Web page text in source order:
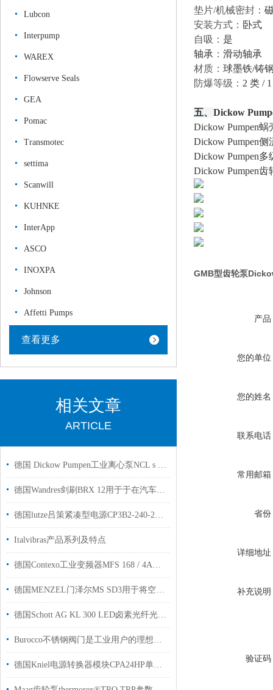
Lubcon
Interpump
WAREX
Flowserve Seals
GEA
Pomac
Transmotec
settima
Scanwill
KUHNKE
InterApp
ASCO
INOXPA
Johnson
Affetti Pumps
查看更多
相关文章
ARTICLE
德国 Dickow Pumpen工业离心泵NCL s 26/170流量可达 700m³/h
德国Wandres剑刷BRX 12用于于在汽车工业生产中清洁表面授权代理
德国lutze吕策紧凑型电源CP3B2-240-24现货
Italvibras产品系列及特点
德国Contexo工业变频器MFS 168 / 4A用于饮料化工制造行业
德国MENZEL门泽尔MS SD3用于将空气直接喷在主体上的喷嘴
德国Schott AG KL 300 LED卤素光纤光源用于光学实验使用
Burocco不锈钢阀门是工业用户的理想选择
德国Kniel电源转换器模块CPA24HP单电压高达360W中国授权代理
垫片/机械密封：
安装方式： 卧式
自吸： 是
轴承 ： 滑动轴承
材质： 球墨铁/铸
防爆等级： 2 类 /
五、 Dickow
Dickow Pumpen蜗
Dickow Pumpen侧
Dickow Pumpen多
Dickow Pumpen齿
GMB型齿轮泵
产品
您的单位
您的姓名
联系电话
常用邮箱
省份
详细地址
补充说明
验证码